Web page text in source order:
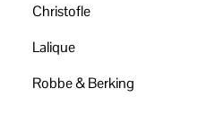
Christofle
Lalique
Robbe & Berking